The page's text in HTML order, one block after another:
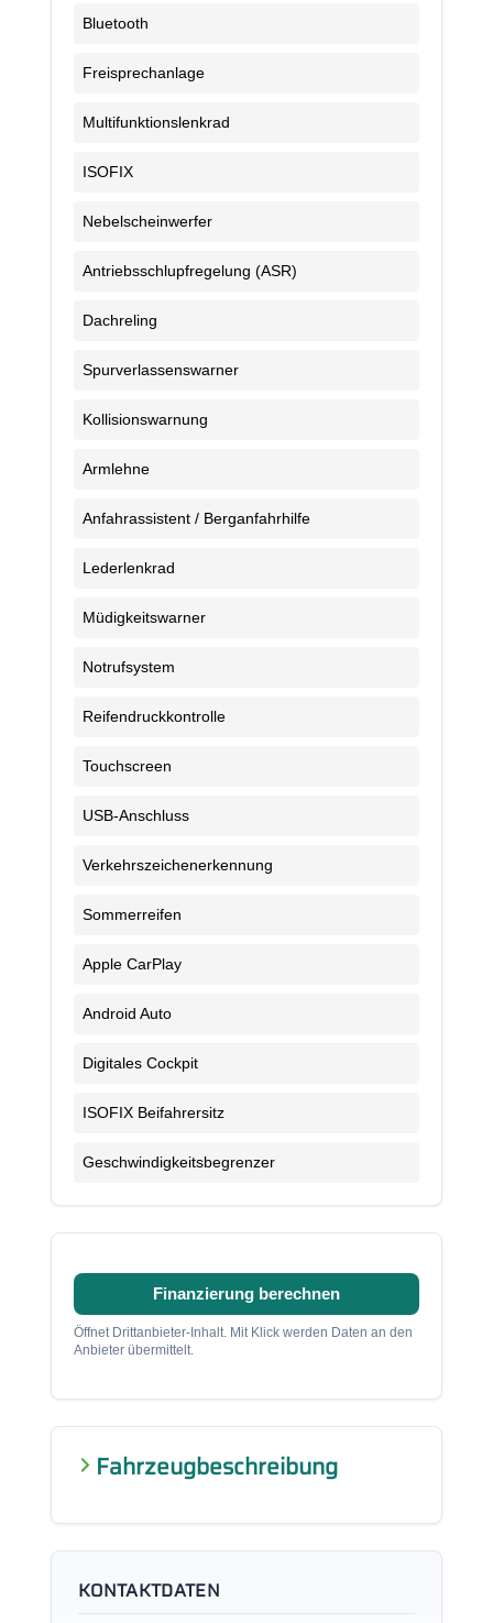
Bluetooth
Freisprechanlage
Multifunktionslenkrad
ISOFIX
Nebelscheinwerfer
Antriebsschlupfregelung (ASR)
Dachreling
Spurverlassenswarner
Kollisionswarnung
Armlehne
Anfahrassistent / Berganfahrhilfe
Lederlenkrad
Müdigkeitswarner
Notrufsystem
Reifendruckkontrolle
Touchscreen
USB-Anschluss
Verkehrszeichenerkennung
Sommerreifen
Apple CarPlay
Android Auto
Digitales Cockpit
ISOFIX Beifahrersitz
Geschwindigkeitsbegrenzer
Finanzierung berechnen
Öffnet Drittanbieter-Inhalt. Mit Klick werden Daten an den
Anbieter übermittelt.
Fahrzeugbeschreibung
KONTAKTDATEN